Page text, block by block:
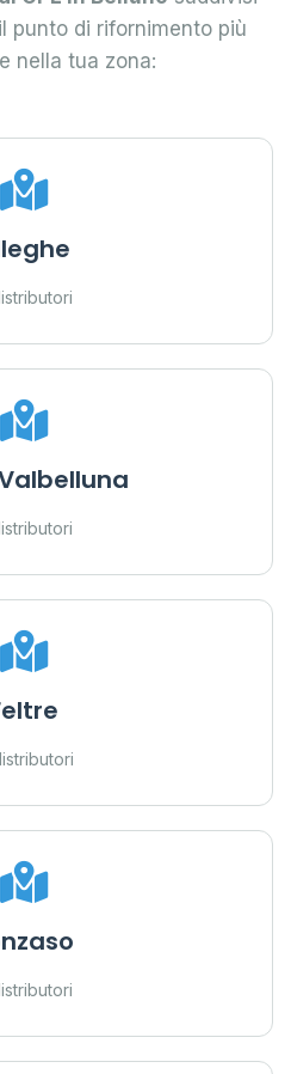
punto di rifornimento più
nella tua zona: